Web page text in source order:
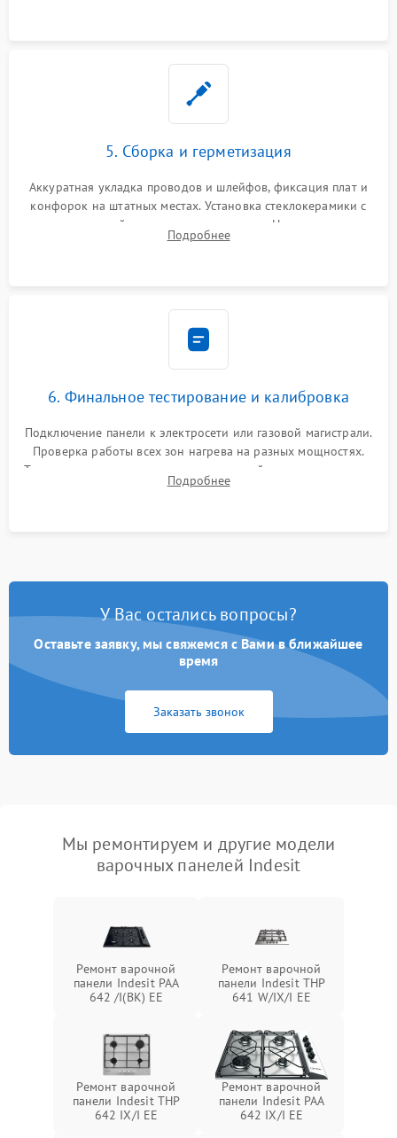
5. Сборка и герметизация
Аккуратная укладка проводов и шлейфов, фиксация плат и
конфорок на штатных местах. Установка стеклокерамики с
проверкой равномерности зазоров. Нанесение
термостойкого герметика или укладка уплотнительной
Подробнее
6. Финальное тестирование и калибровка
Подключение панели к электросети или газовой магистрали.
Проверка работы всех зон нагрева на разных мощностях.
Тестирование сенсорного управления, таймера, индикаторов
остаточного тепла и систем защиты от перегрева.
Подробнее
У Вас остались вопросы?
Оставьте заявку, мы свяжемся с Вами в ближайшее
время
Заказать звонок
Мы ремонтируем и другие модели
варочных панелей Indesit
Ремонт варочной
панели Indesit PAA
642 /I(BK) EE
Ремонт варочной
панели Indesit THP
641 W/IX/I EE
Ремонт варочной
панели Indesit THP
642 IX/I EE
Ремонт варочной
панели Indesit PAA
642 IX/I EE